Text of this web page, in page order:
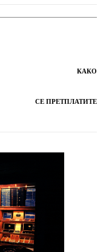
КАКО
СЕ ПРЕТПЛАТИТЕ